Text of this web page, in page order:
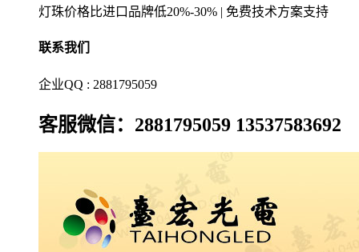
灯珠价格比进口品牌低20%-30% | 免费技术方案支持
联系我们
企业QQ : 2881795059
客服微信：2881795059 13537583692